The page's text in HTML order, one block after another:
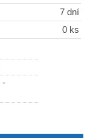
7 dní
0 ks
-